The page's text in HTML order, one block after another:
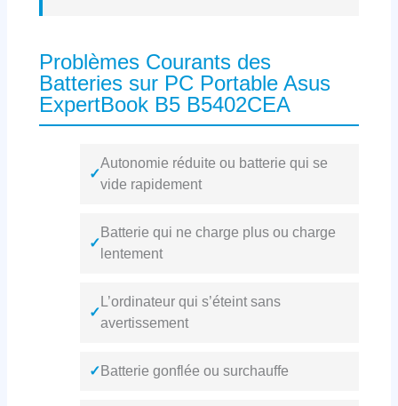
Problèmes Courants des
Batteries sur PC Portable Asus
ExpertBook B5 B5402CEA
✓
Autonomie réduite ou batterie qui se
vide rapidement
✓
Batterie qui ne charge plus ou charge
lentement
✓
L’ordinateur qui s’éteint sans
avertissement
✓ Batterie gonflée ou surchauffe